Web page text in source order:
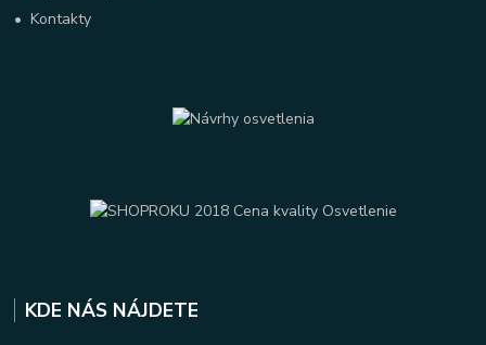
•Kontakty
KDE NÁS NÁJDETE